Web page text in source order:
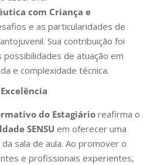
com Criança e
e as particularidades de
Sua contribuição foi
de atuação em
e complexidade técnica.
do Estagiário reafirma o
SENSU em oferecer uma
sala de aula. Ao promover o
e profissionais experientes,